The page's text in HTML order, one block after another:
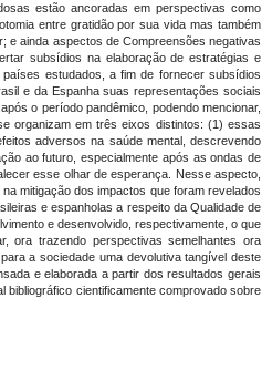
estão ancoradas em perspectivas como
entre gratidão por sua vida mas também
e ainda aspectos de Compreensões negativas
subsídios na elaboração de estratégias e
estudados, a fim de fornecer subsídios
e da Espanha suas representações sociais
o período pandêmico, podendo mencionar,
organizam em três eixos distintos: (1) essas
adversos na saúde mental, descrevendo
ao futuro, especialmente após as ondas de
esse olhar de esperança. Nesse aspecto,
mitigação dos impactos que foram revelados
e espanholas a respeito da Qualidade de
e desenvolvido, respectivamente, o que
ora trazendo perspectivas semelhantes ora
a sociedade uma devolutiva tangível deste
e elaborada a partir dos resultados gerais
cientificamente comprovado sobre